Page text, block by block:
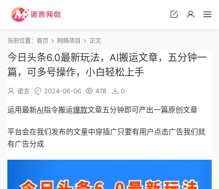
当前位置： 首页 网络项目 正文
今日头条6.0最新玩法，AI搬运文章，五分钟一
篇，可多号操作，小白轻松上手
诺言 2024-06-06 478 0
运用最新AI指令搬运爆款文章五分钟即可产出一篇原创文章
平台会在我们发布的文童中穿插广只要有用户点击广告我们就
有广告分成